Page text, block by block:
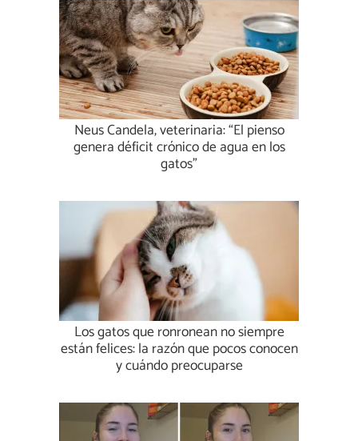
Neus Candela, veterinaria: “El pienso
genera déficit crónico de agua en los
gatos”
Los gatos que ronronean no siempre
están felices: la razón que pocos conocen
y cuándo preocuparse